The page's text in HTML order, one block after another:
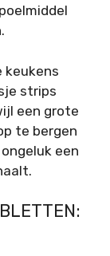
keukens
strips
een grote
te bergen
een